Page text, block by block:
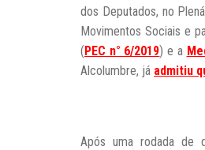
dos Deputados, no
Movimentos Sociais e
(PEC n° 6/2019) e a
Alcolumbre, já admitiu
Após uma rodada de